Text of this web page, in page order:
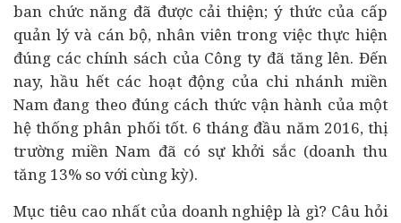
ban chức năng đã được cải thiện; ý thức của cấp
quản lý và cán bộ, nhân viên trong việc thực hiện
đúng các chính sách của Công ty đã tăng lên. Đến
nay, hầu hết các hoạt động của chi nhánh miền
Nam đang theo đúng cách thức vận hành của một
hệ thống phân phối tốt. 6 tháng đầu năm 2016, thị
trường miền Nam đã có sự khởi sắc (doanh thu
tăng 13% so với cùng kỳ).
Mục tiêu cao nhất của doanh nghiệp là gì? Câu hỏi